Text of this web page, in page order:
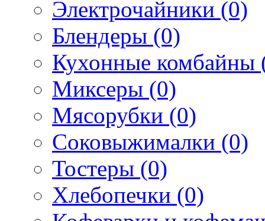
Электрочайники (0)
Блендеры (0)
Кухонные комбайны
Миксеры (0)
Мясорубки (0)
Соковыжималки (0)
Тостеры (0)
Хлебопечки (0)